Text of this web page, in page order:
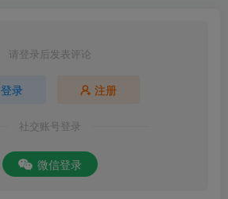
请登录后发表评论
登录 注册
社交账号登录
微信登录